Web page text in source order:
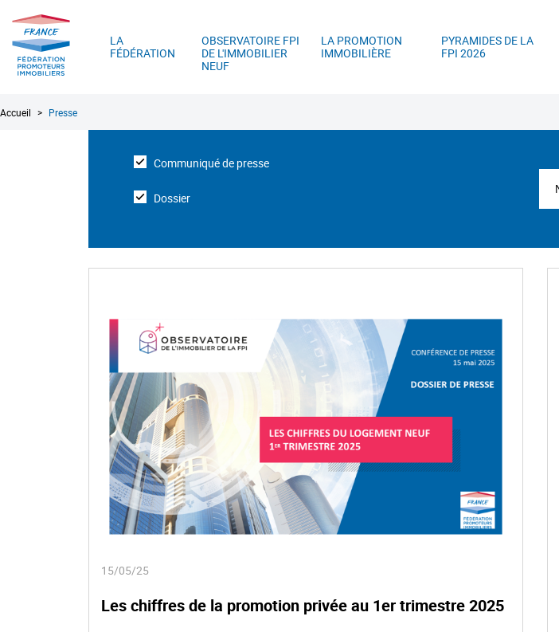
France
LA
FÉDÉRATION
OBSERVATOIRE FPI
DE L'IMMOBILIER
NEUF
LA PROMOTION
IMMOBILIÈRE
PYRAMIDES DE LA
FPI 2026
Accueil Presse
Communiqué de presse
Dossier
15/05/25
Les chiffres de la promotion privée au 1er trimestre 2025